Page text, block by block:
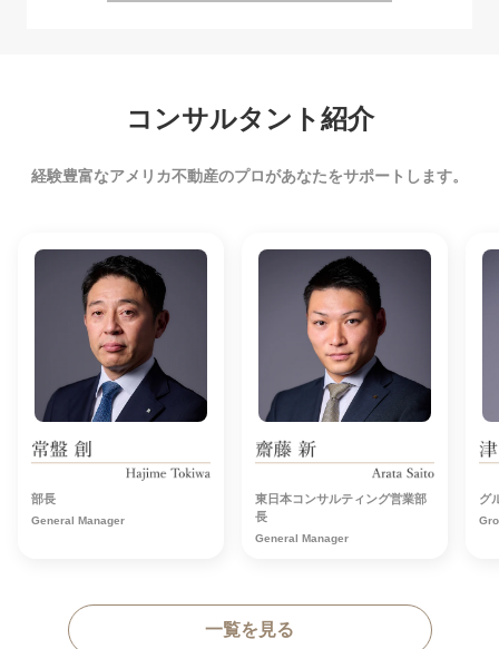
コンサルタント紹介
経験豊富なアメリカ不動産のプロがあなたをサポートします。
部長
General Manager
東日本コンサルティング営業部
長
General Manager
グ
一覧を見る